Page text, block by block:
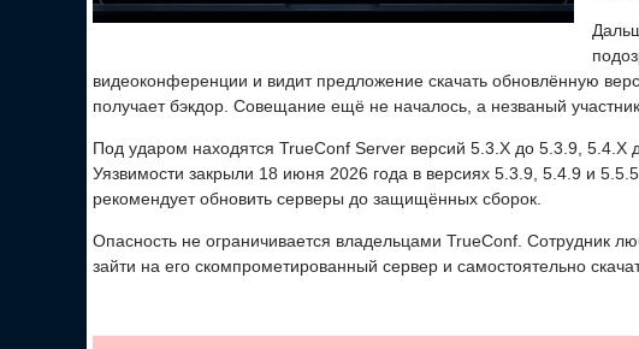
видеоконференции и видит предложение скачать обновлённую
получает бэкдор. Совещание ещё не началось, а незваный
Под ударом находятся TrueConf Server версий 5.3.X до 5.3.9, 5.4.X
Уязвимости закрыли 18 июня 2026 года в версиях 5.3.9, 5.4.9 и
рекомендует обновить серверы до защищённых сборок.
Опасность не ограничивается владельцами TrueConf. Сотрудник
зайти на его скомпрометированный сервер и самостоятельно